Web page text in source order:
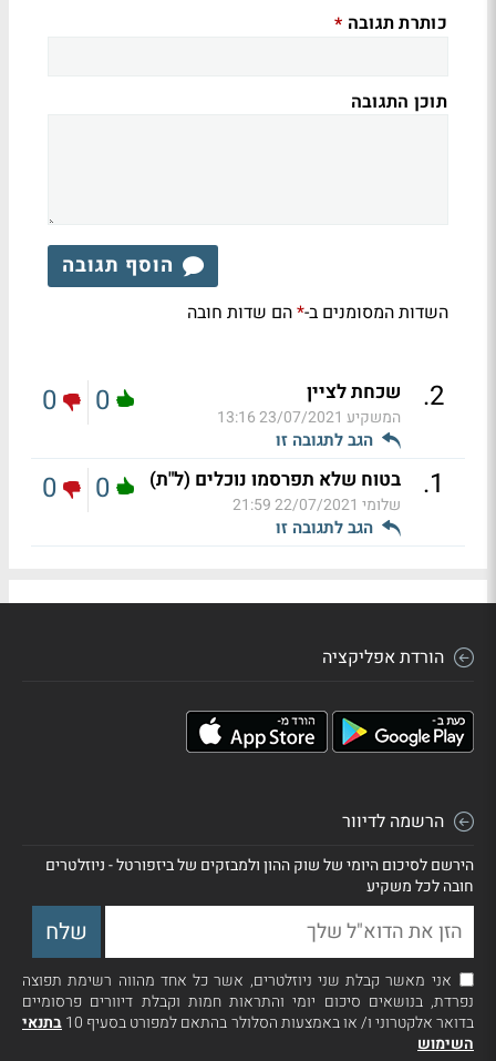
כותרת תגובה *
תוכן התגובה
הוסף תגובה
השדות המסומנים ב-*הם שדות חובה
2
. שכחת לציין
המשקיע 23/07/2021 13:16
הגב לתגובה זו
0
0
1
. בטוח שלא תפרסמו נוכלים (ל"ת)
שלומי 22/07/2021 21:59
הגב לתגובה זו
0
0
הורדת אפליקציה
הרשמה לדיוור
הירשם לסיכום היומי של שוק ההון ולמבזקים של ביזפורטל - ניוזלטרים
חובה לכל משקיע
אני מאשר קבלת שני ניוזלטרים, אשר כל אחד מהווה רשימת תפוצה
נפרדת, בנושאים סיכום יומי והתראות חמות וקבלת דיוורים פרסומיים
בדואר אלקטרוני ו/ או באמצעות הסלולר בהתאם למפורט בסעיף 10
בתנאי
השימוש